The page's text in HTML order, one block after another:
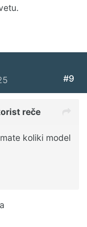
#9
reče
koliki model